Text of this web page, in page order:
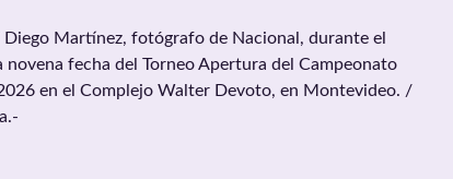
Martínez, fotógrafo de Nacional, durante el
fecha del Torneo Apertura del Campeonato
en el Complejo Walter Devoto, en Montevideo. /